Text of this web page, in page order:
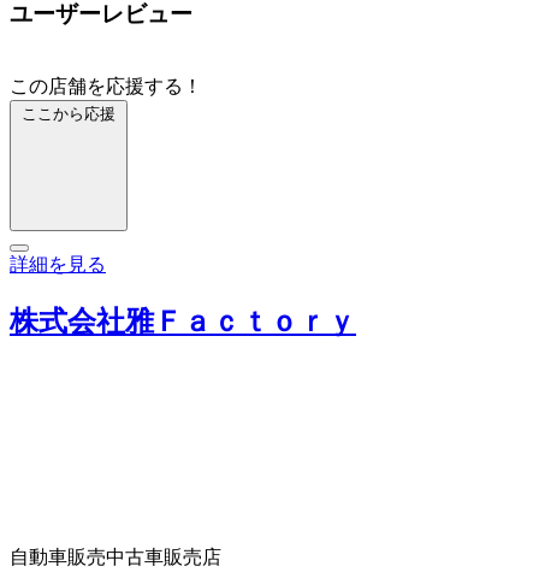
ユーザーレビュー
この店舗を応援する！
ここから応援
詳細を見る
株式会社雅Ｆａｃｔｏｒｙ
自動車販売中古車販売店